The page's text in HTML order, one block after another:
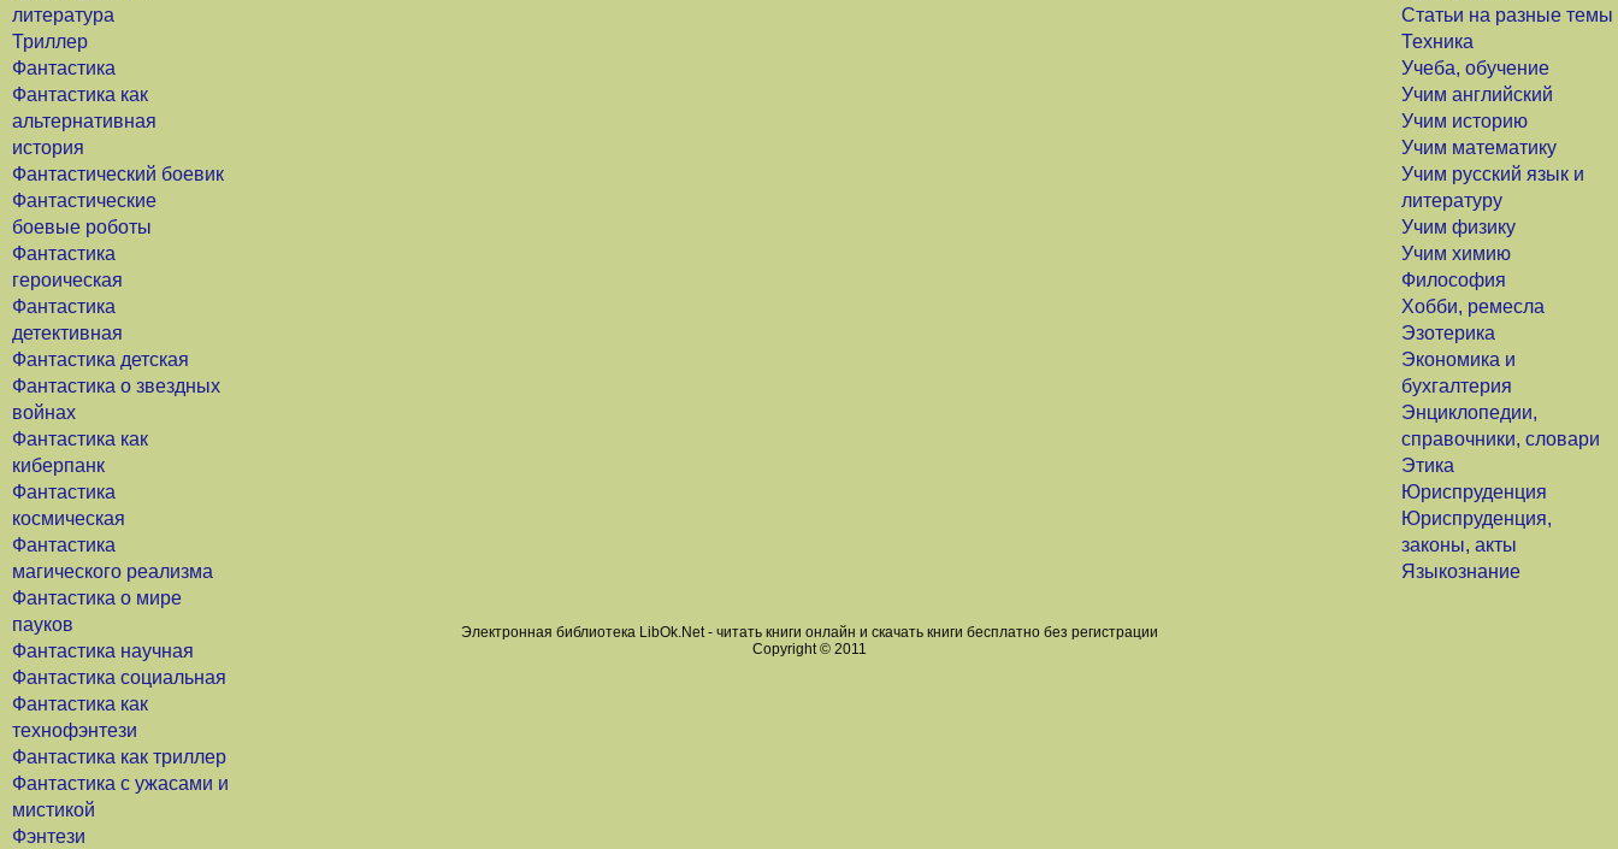
литература
Триллер
Фантастика
Фантастика как
альтернативная
история
Фантастический боевик
Фантастические
боевые роботы
Фантастика
героическая
Фантастика
детективная
Фантастика детская
Фантастика о звездных
войнах
Фантастика как
киберпанк
Фантастика
космическая
Фантастика
магического реализма
Фантастика о мире
пауков
Фантастика научная
Фантастика социальная
Фантастика как
технофэнтези
Фантастика как триллер
Фантастика с ужасами и
мистикой
Фэнтези
Статьи на разные темы
Техника
Учеба, обучение
Учим английский
Учим историю
Учим математику
Учим русский язык и
литературу
Учим физику
Учим химию
Философия
Хобби, ремесла
Эзотерика
Экономика и
бухгалтерия
Энциклопедии,
справочники, словари
Этика
Юриспруденция
Юриспруденция,
законы, акты
Языкознание
Электронная библиотека LibOk.Net - читать книги онлайн и скачать книги бесплатно без регистрации
Copyright © 2011